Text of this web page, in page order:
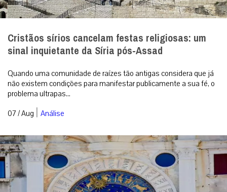
Cristãos sírios cancelam festas religiosas: um
sinal inquietante da Síria pós-Assad
Quando uma comunidade de raízes tão antigas considera que já
não existem condições para manifestar publicamente a sua fé, o
problema ultrapas...
07 / Aug | Análise